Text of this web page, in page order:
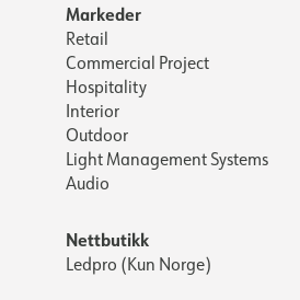
Markeder
Retail
Commercial Project
Hospitality
Interior
Outdoor
Light Management Systems
Audio
Nettbutikk
Ledpro (Kun Norge)